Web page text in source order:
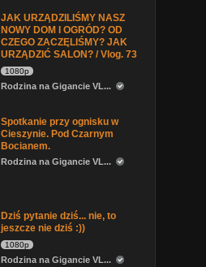
JAK URZĄDZILIŚMY NASZ
NOWY DOM I OGRÓD? OD
CZEGO ZACZĘLIŚMY? JAK
URZĄDZIĆ SALON? / Vlog. 73
1080p
Rodzina na Gigancie VL...
Spotkanie przy ognisku w
Cieszynie. Pod Czarnym
Bocianem.
Rodzina na Gigancie VL...
Dziś pytanie dziś... nie, to
jeszcze nie dziś :))
1080p
Rodzina na Gigancie VL...